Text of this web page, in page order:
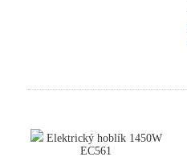
Elektrický hoblík 1450W
EC561